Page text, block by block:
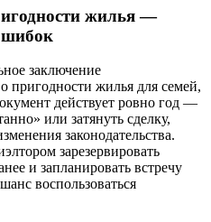
жилья —
заключение
пригодности жилья для семей,
действует ровно год —
или затянуть сделку,
законодательства.
зарезервировать
и запланировать встречу
воспользоваться